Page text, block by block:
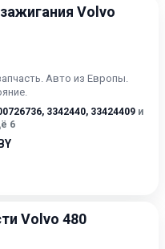
Volvo
Авто из Европы.
, 3342440, 33424409 и
6
Volvo 480